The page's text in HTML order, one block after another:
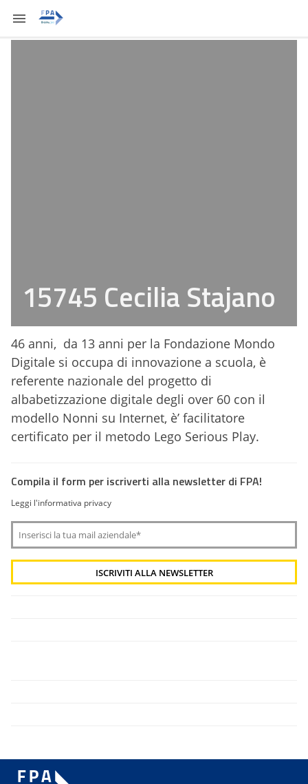
15745 Cecilia Stajano
46 anni, da 13 anni per la Fondazione Mondo
Digitale si occupa di innovazione a scuola, è
referente nazionale del progetto di
albabetizzazione digitale degli over 60 con il
modello Nonni su Internet, è’ facilitatore
certificato per il metodo Lego Serious Play.
Compila il form per iscriverti alla newsletter di FPA!
Leggi l'informativa privacy